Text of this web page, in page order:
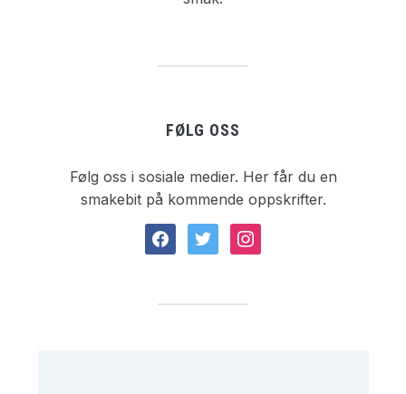
FØLG OSS
Følg oss i sosiale medier. Her får du en
smakebit på kommende oppskrifter.
facebooktwitter instagram